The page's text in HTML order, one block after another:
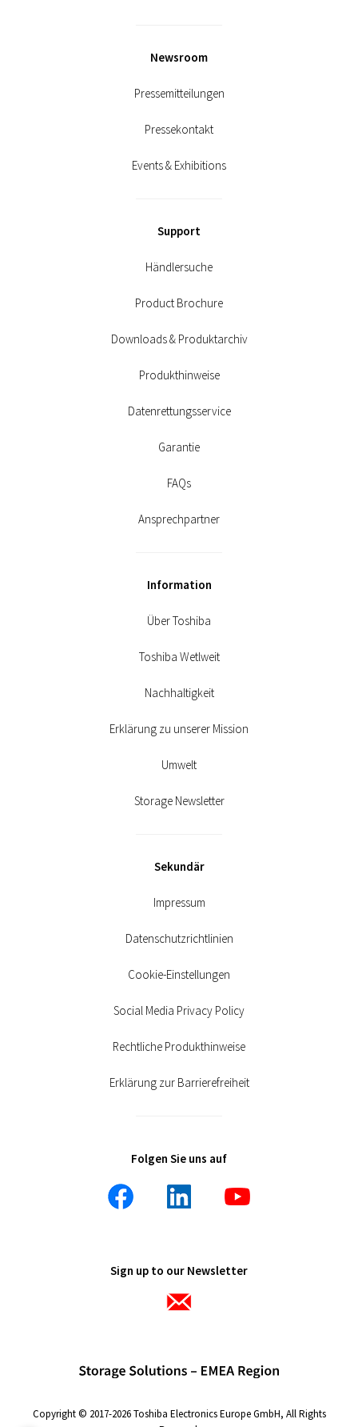
Newsroom
Pressemitteilungen
Pressekontakt
Events & Exhibitions
Support
Händlersuche
Product Brochure
Downloads & Produktarchiv
Produkthinweise
Datenrettungsservice
Garantie
FAQs
Ansprechpartner
Information
Über Toshiba
Toshiba Wetlweit
Nachhaltigkeit
Erklärung zu unserer Mission
Umwelt
Storage Newsletter
Sekundär
Impressum
Datenschutzrichtlinien
Cookie-Einstellungen
Social Media Privacy Policy
Rechtliche Produkthinweise
Erklärung zur Barrierefreiheit
Folgen Sie uns auf
Sign up to our Newsletter
Copyright © 2017-2026 Toshiba Electronics Europe GmbH, All Rights